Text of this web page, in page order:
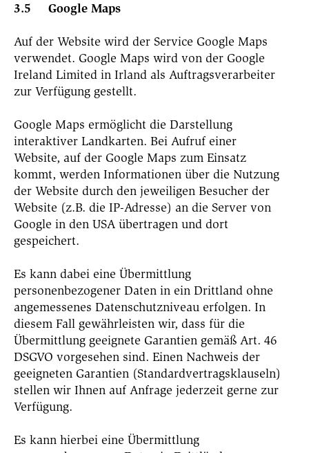
3.5 Google Maps
Auf der Website wird der Service Google Maps
verwendet. Google Maps wird von der Google
Ireland Limited in Irland als Auftragsverarbeiter
zur Verfügung gestellt.
Google Maps ermöglicht die Darstellung
interaktiver Landkarten. Bei Aufruf einer
Website, auf der Google Maps zum Einsatz
kommt, werden Informationen über die Nutzung
der Website durch den jeweiligen Besucher der
Website (z.B. die IP-Adresse) an die Server von
Google in den USA übertragen und dort
gespeichert.
Es kann dabei eine Übermittlung
personenbezogener Daten in ein Drittland ohne
angemessenes Datenschutzniveau erfolgen. In
diesem Fall gewährleisten wir, dass für die
Übermittlung geeignete Garantien gemäß Art. 46
DSGVO vorgesehen sind. Einen Nachweis der
geeigneten Garantien (Standardvertragsklauseln)
stellen wir Ihnen auf Anfrage jederzeit gerne zur
Verfügung.
Es kann hierbei eine Übermittlung